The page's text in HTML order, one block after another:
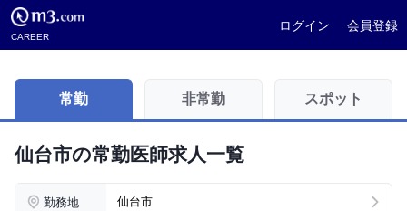
CAREER
ログイン 会員登録
常勤 非常勤 スポット
仙台市の常勤医師求人一覧
勤務地 仙台市